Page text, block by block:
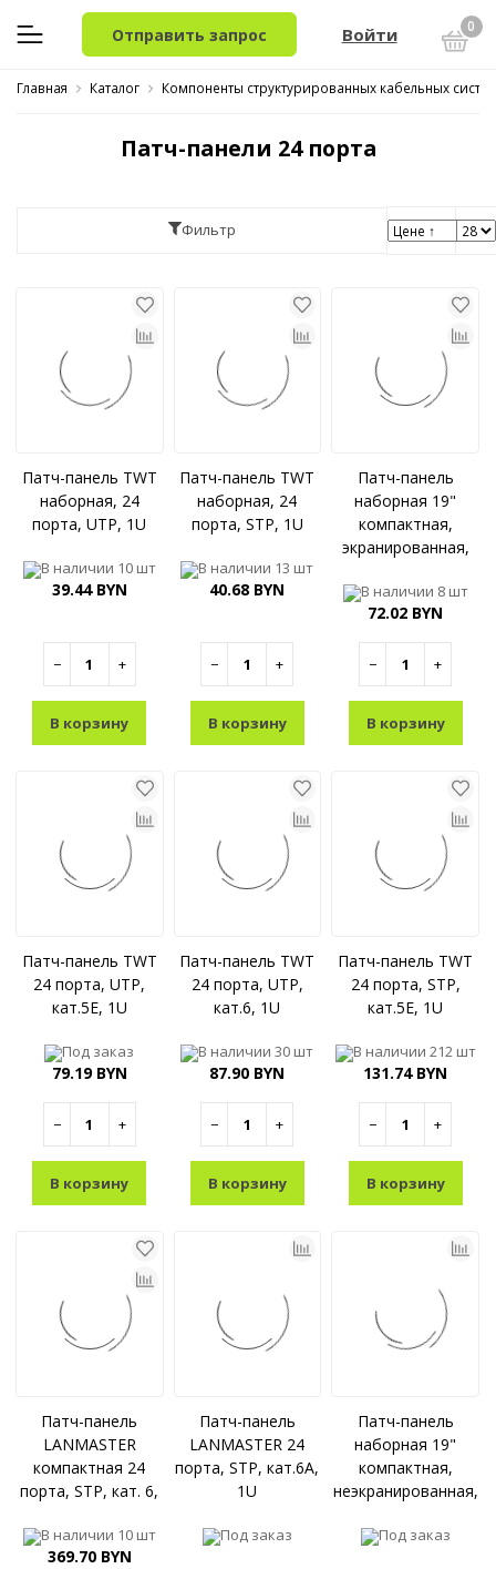
Отправить запрос Войти 0
Главная Каталог Компоненты структурированных кабельных
Патч-панели 24 порта
Фильтр
Патч-панель TWT
наборная, 24
порта, UTP, 1U
В наличии 10 шт
39.44 BYN
− +
В корзину
Патч-панель TWT
наборная, 24
порта, STP, 1U
В наличии 13 шт
40.68 BYN
− +
В корзину
Патч-панель
наборная 19"
компактная,
экранированная,
В наличии 8 шт
72.02 BYN
− +
В корзину
Патч-панель TWT
24 порта, UTP,
кат.5E, 1U
Под заказ
79.19 BYN
− +
В корзину
Патч-панель TWT
24 порта, UTP,
кат.6, 1U
В наличии30 шт
87.90 BYN
− +
В корзину
Патч-панель TWT
24 порта, STP,
кат.5E, 1U
В наличии 212 шт
131.74 BYN
− +
В корзину
Патч-панель
LANMASTER
компактная 24
порта, STP, кат. 6,
В наличии 10 шт
369.70 BYN
Патч-панель
LANMASTER 24
порта, STP, кат.6A,
1U
Под заказ
Патч-панель
наборная 19"
компактная,
неэкранированная,
Под заказ